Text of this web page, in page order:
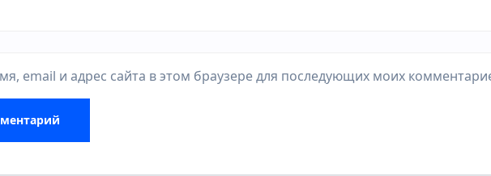
email и адрес сайта в этом браузере для последующих моих